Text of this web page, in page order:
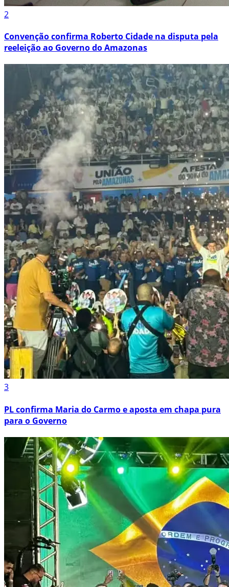
2
Convenção confirma Roberto Cidade na disputa pela
reeleição ao Governo do Amazonas
3
PL confirma Maria do Carmo e aposta em chapa pura
para o Governo